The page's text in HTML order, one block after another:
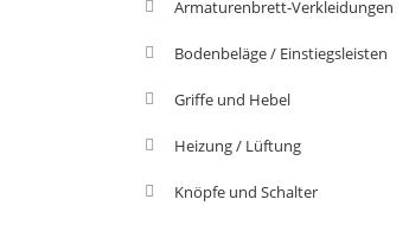
Armaturenbrett-Verkleidungen
Bodenbeläge / Einstiegsleisten
Griffe und Hebel
Heizung / Lüftung
Knöpfe und Schalter